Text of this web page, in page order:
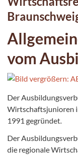
vom
Der
Wirtschaftsjunioren
1991 gegründet.
Der
die regionale